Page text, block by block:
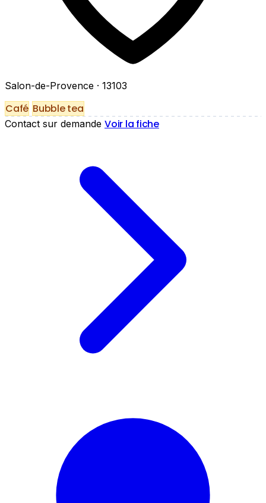
Salon-de-Provence · 13103
Café Bubble tea
Contact sur demande Voir la fiche